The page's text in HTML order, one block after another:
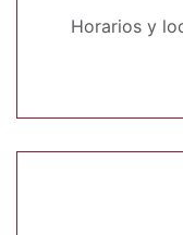
Horarios y